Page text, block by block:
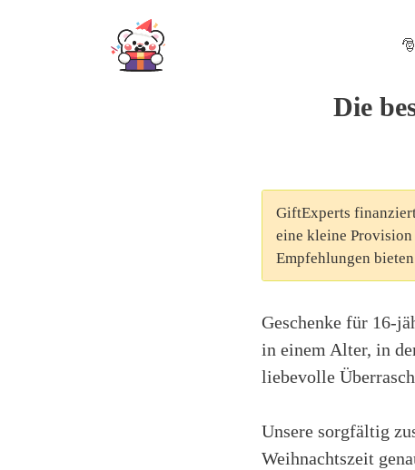
Die
GiftExperts
eine kleine
Empfehlungen
Geschenke für 16-
in einem Alter, in
liebevolle
Unsere sorgfältig
Weihnachtszeit